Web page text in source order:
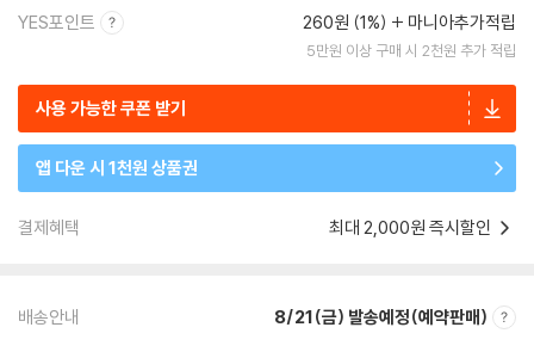
YES포인트 260원 (1%) 마니아추가적립
5만원 이상 구매 시 2천원 추가 적립
사용 가능한 쿠폰 받기
앱 다운 시 1천원 상품권
결제혜택 최대 2,000원 즉시할인
배송안내 8/21(금) 발송예정(예약판매)